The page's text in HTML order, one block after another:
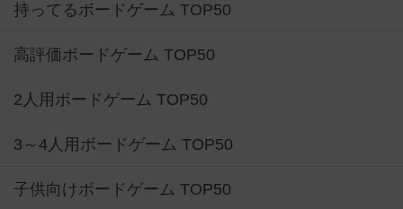
持ってるボードゲーム TOP50
高評価ボードゲーム TOP50
2人用ボードゲーム TOP50
3～4人用ボードゲーム TOP50
子供向けボードゲーム TOP50